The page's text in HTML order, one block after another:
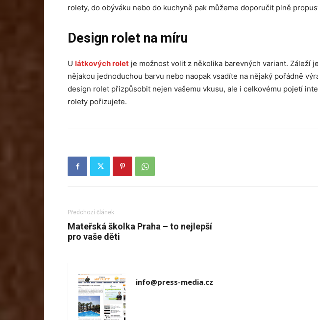
rolety, do obýváku nebo do kuchyně pak můžeme doporučit plně
Design rolet na míru
U látkových rolet je možnost volit z několika barevných variant. Záleží
nějakou jednoduchou barvu nebo naopak vsadíte na nějaký pořádně
design rolet přizpůsobit nejen vašemu vkusu, ale i celkovému pojetí
rolety pořizujete.
Předchozí článek
Mateřská školka Praha – to nejlepší
pro vaše děti
info@press-media.cz